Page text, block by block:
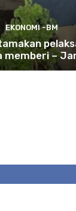
EKONOMI -BM
memberi –